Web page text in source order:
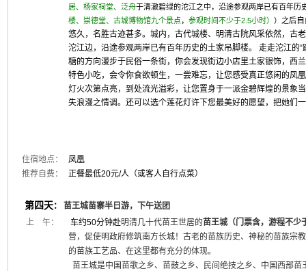
居、杨家祠堂、泛舟于清澈碧绿的沱江之中，沿途参观两岸已有百年历
楼、崇德堂、古城博物馆九个景点 ， 参观时间不少于2.5小时） ）之后
悠久，名胜古迹甚多。城内，古代城楼、明清古院风采依然，古
沱江边，沿途参观两岸已有百年历史的土家吊脚楼。 走走沱江的
糖的方向漫步于民俗一条街，你会发现街边小店里土家银饰，西
特色小吃，会令你食欲顿生，一尝难忘，让您感受真正悠闲的凤
灯火次第点亮，到处流光溢彩，让您置身于一派金碧辉煌的景象
失浪漫之情调。还可以选个莲花灯许下您最美好的愿望，把她
住宿地点：
凤凰
推荐自费：
正餐最低20元/人（或客人自行点菜）
第四天：
苗王城苗寨半日游，下午送团
上 午：
车约50分钟赴明清几十代苗王世居的苗王城（门票含，游程不少
营，促使明政府修筑南方长城！古老的苗族历史、神秘的苗族宗
的苗族工艺品、在这里都有充分的体现。
苗王城是中国苗歌之乡、苗鼓之乡、民间绝技之乡、中国西部